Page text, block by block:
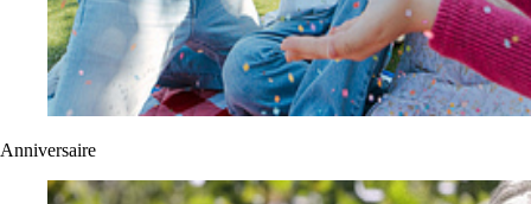
Anniversaire